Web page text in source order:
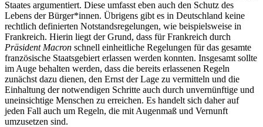
Staates argumentiert. Diese umfasst eben auch den Schutz des
Lebens der Bürger*innen. Übrigens gibt es in Deutschland keine
rechtlich definierten Notstandsregelungen, wie beispielsweise in
Frankreich. Hierin liegt der Grund, dass für Frankreich durch
Präsident Macron schnell einheitliche Regelungen für das gesamte
französische Staatsgebiert erlassen werden konnten. Insgesamt sollte
im Auge behalten werden, dass die bereits erlassenen Regeln
zunächst dazu dienen, den Ernst der Lage zu vermitteln und die
Einhaltung der notwendigen Schritte auch durch unvernünftige und
uneinsichtige Menschen zu erreichen. Es handelt sich daher auf
jeden Fall auch um Regeln, die mit Augenmaß und Vernunft
umzusetzen sind.